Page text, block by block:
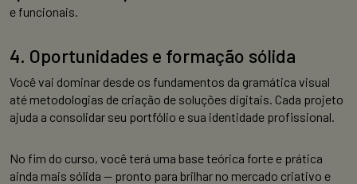
e funcionais.
4. Oportunidades e formação sólida
Você vai dominar desde os fundamentos da gramática visual
até metodologias de criação de soluções digitais. Cada projeto
ajuda a consolidar seu portfólio e sua identidade profissional.
No fim do curso, você terá uma base teórica forte e prática
ainda mais sólida — pronto para brilhar no mercado criativo e